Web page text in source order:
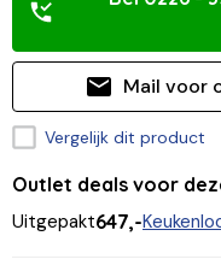
Mail voor
Vergelijk dit product
Outlet deals voor
Uitgepakt647,-